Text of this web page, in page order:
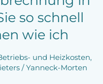
so schnell
wie ich
und Heizkosten,
/Yanneck-Morten